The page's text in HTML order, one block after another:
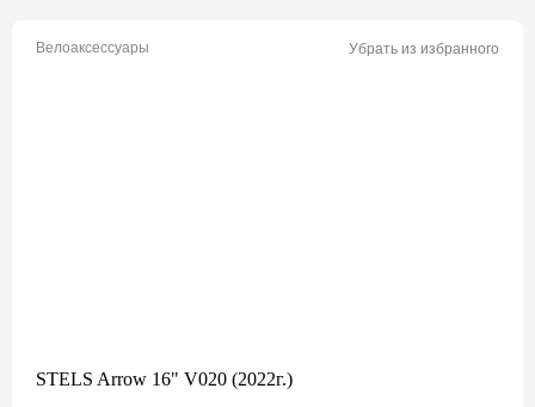
Велоаксессуары Убрать из избранного
STELS Arrow 16" V020 (2022г.)